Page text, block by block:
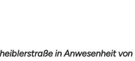
in Anwesenheit von